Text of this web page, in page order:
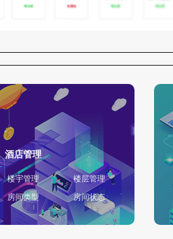
酒店管理
楼宇管理
楼层管理
房间类型 房间状态